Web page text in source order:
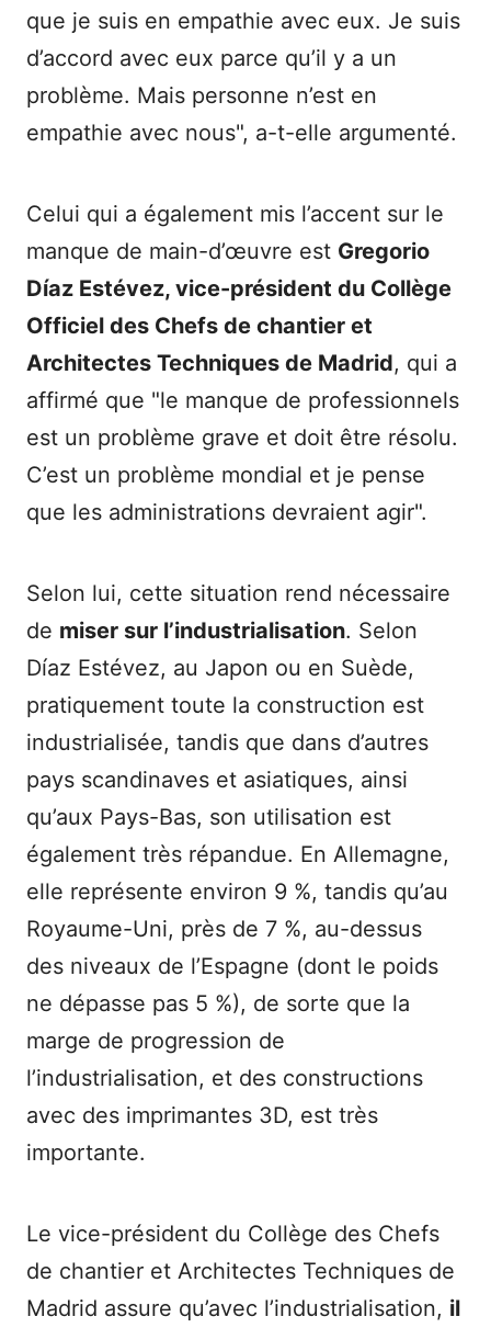
que je suis en empathie avec eux. Je suis
d’accord avec eux parce qu’il y a un
problème. Mais personne n’est en
empathie avec nous", a-t-elle argumenté.
Celui qui a également mis l’accent sur le
manque de main-d’œuvre est Gregorio
Díaz Estévez, vice-président du Collège
Officiel des Chefs de chantier et
Architectes Techniques de Madrid, qui a
affirmé que "le manque de professionnels
est un problème grave et doit être résolu.
C’est un problème mondial et je pense
que les administrations devraient agir".
Selon lui, cette situation rend nécessaire
de miser sur l’industrialisation. Selon
Díaz Estévez, au Japon ou en Suède,
pratiquement toute la construction est
industrialisée, tandis que dans d’autres
pays scandinaves et asiatiques, ainsi
qu’aux Pays-Bas, son utilisation est
également très répandue. En Allemagne,
elle représente environ 9 %, tandis qu’au
Royaume-Uni, près de 7 %, au-dessus
des niveaux de l’Espagne (dont le poids
ne dépasse pas 5 %), de sorte que la
marge de progression de
l’industrialisation, et des constructions
avec des imprimantes 3D, est très
importante.
Le vice-président du Collège des Chefs
de chantier et Architectes Techniques de
Madrid assure qu’avec l’industrialisation, il